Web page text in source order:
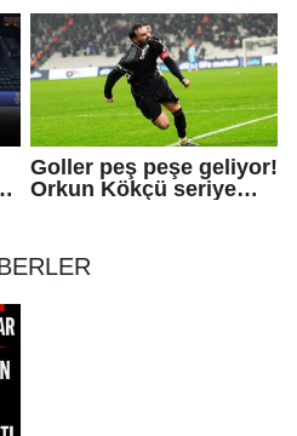
Goller peş peşe geliyor!
Orkun Kökçü seriye